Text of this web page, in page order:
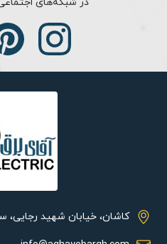
آیفون تصویری هایی با صفحه
خصوصیات این محصول امکان ذخیره
اتوماتیک از مراجعه کننده عکس یا
کنید تا فضای بیشتری در اختیار
آیفون
است، که از مزایای خرید آیفون
پنل این مدل از آیفون
توان از این خروجی ها به منظور
کاشان، خیابان شهید رجایی،